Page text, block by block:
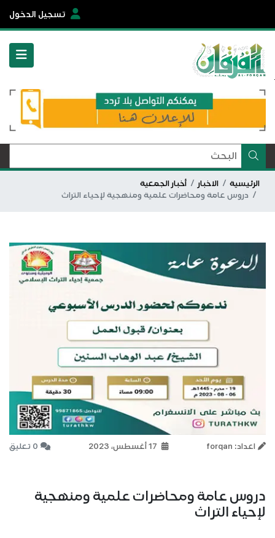
تسجيل الدخول
الرئيسية الاخبار
أخبار الجمعية
دروس عامة ومحاضرات علمية ومنهجية لإحياء التراث
اعداد: forqan 0 تعليق
دروس عامة ومحاضرات علمية ومنهجية
لإحياء التراث